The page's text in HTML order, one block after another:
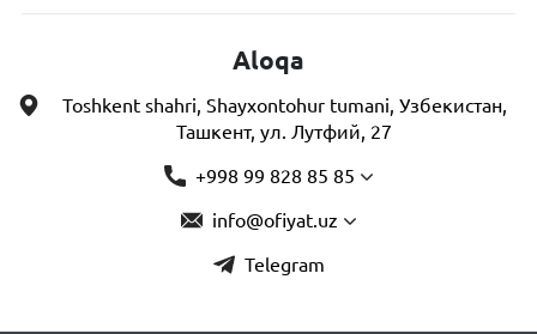
Aloqa
Toshkent shahri, Shayxontohur tumani, Узбекистан,
Ташкент, ул. Лутфий, 27
+998 99 828 85 85
info@ofiyat.uz
Telegram